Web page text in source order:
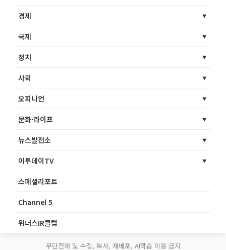
경제
국제
정치
사회
오피니언
문화·라이프
뉴스발전소
이투데이TV
스페셜리포트
Channel 5
위너스IR클럽
무단전재 및 수집, 복사, 재배포, AI학습 이용 금지